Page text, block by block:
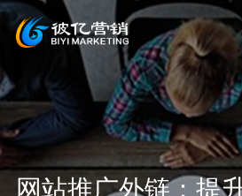
首
关
网站推广外链：提